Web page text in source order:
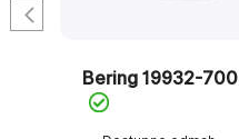
Bering 19932-700